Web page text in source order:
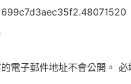
電子郵件地址不會公開。 必